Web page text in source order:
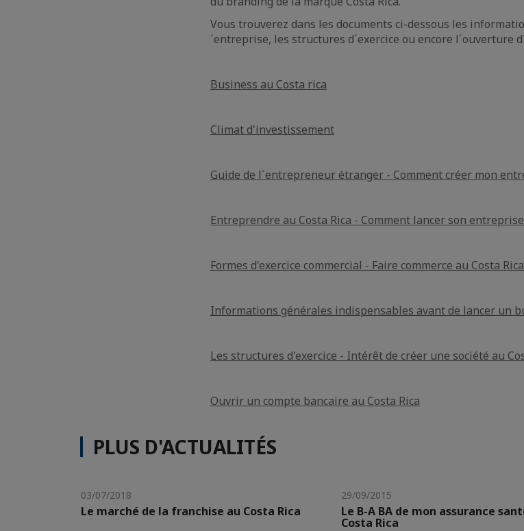
Vous trouverez dans les documents ci-dessous les
´entreprise, les structures d´exercice ou encore l´ouverture
Business au Costa rica
Climat d'investissement
Guide de l´entrepreneur étranger - Comment créer mon
Entreprendre au Costa Rica - Comment lancer son entreprise
Formes d'exercice commercial - Faire commerce au Costa Rica
Informations générales indispensables avant de lancer un
Les structures d'exercice - Intérêt de créer une société au
Ouvrir un compte bancaire au Costa Rica
PLUS D'ACTUALITÉS
03/07/2018
Le marché de la franchise au Costa Rica
29/09/2015
Le B-A BA de mon assurance
Costa Rica